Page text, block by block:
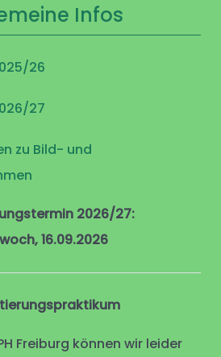
Infos
26
27
zu Bild- und
2026/27:
16.09.2026
Freiburg können wir leider